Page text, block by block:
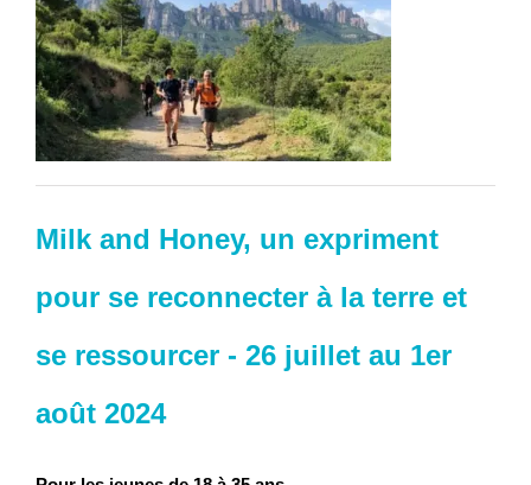
Milk and Honey, un expriment
pour se reconnecter à la terre et
se ressourcer- 26 juillet au 1er
août 2024